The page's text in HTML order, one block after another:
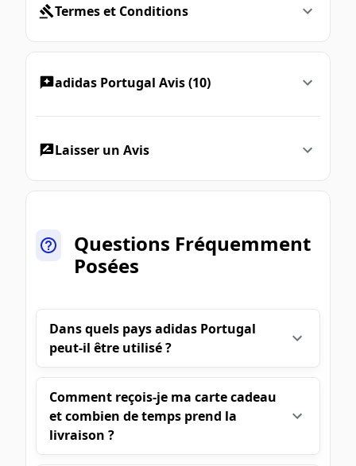
Termes et Conditions
adidas Portugal Avis (10)
Laisser un Avis
Questions Fréquemment
Posées
Dans quels pays adidas Portugal
peut-il être utilisé ?
Comment reçois-je ma carte cadeau
et combien de temps prend la
livraison ?